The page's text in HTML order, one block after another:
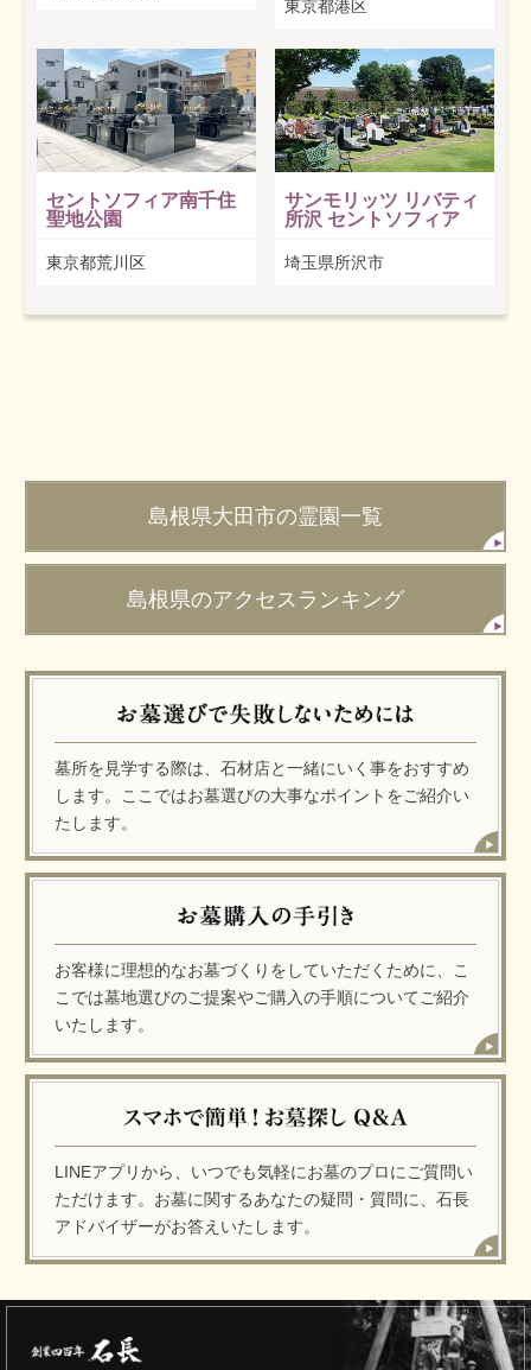
東京都港区
セントソフィア南千住
聖地公園
東京都荒川区
サンモリッツ リバティ
所沢 セントソフィア
埼玉県所沢市
島根県大田市の霊園一覧
島根県のアクセスランキング
墓所を見学する際は、石材店と一緒にいく事をおすすめ
します。ここではお墓選びの大事なポイントをご紹介い
たします。
お客様に理想的なお墓づくりをしていただくために、こ
こでは墓地選びのご提案やご購入の手順についてご紹介
いたします。
LINEアプリから、いつでも気軽にお墓のプロにご質問い
ただけます。お墓に関するあなたの疑問・質問に、石長
アドバイザーがお答えいたします。